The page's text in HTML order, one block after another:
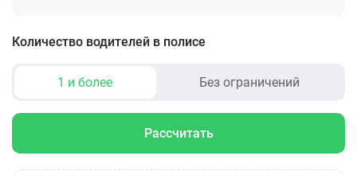
Количество водителей в полисе
1 и более Без ограничений
Рассчитать